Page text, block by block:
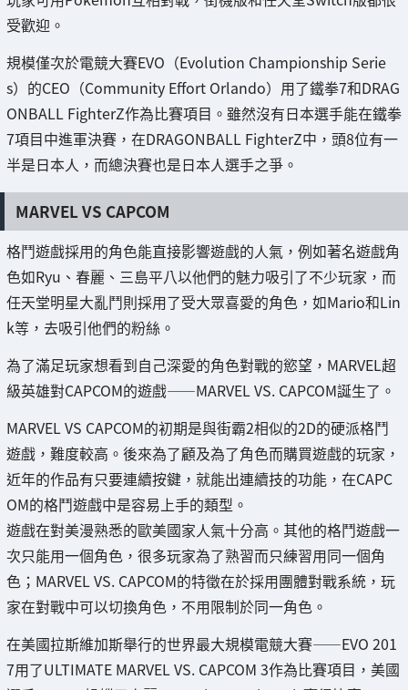
受歡迎。
規模僅次於電競大賽EVO（Evolution Championship Serie
s）的CEO（Community Effort Orlando）用了鐵拳7和DRAG
ONBALL FighterZ作為比賽項目。雖然沒有日本選手能在鐵拳
7項目中進軍決賽，在DRAGONBALL FighterZ中，頭8位有一
半是日本人，而總決賽也是日本人選手之爭。
MARVEL VS CAPCOM
格鬥遊戲採用的角色能直接影響遊戲的人氣，例如著名遊戲角
色如Ryu、春麗、三島平八以他們的魅力吸引了不少玩家，而
任天堂明星大亂鬥則採用了受大眾喜愛的角色，如Mario和Lin
k等，去吸引他們的粉絲。
為了滿足玩家想看到自己深愛的角色對戰的慾望，MARVEL超
級英雄對CAPCOM的遊戲——MARVEL VS. CAPCOM誕生了。
MARVEL VS CAPCOM的初期是與街霸2相似的2D的硬派格鬥
遊戲，難度較高。後來為了顧及為了角色而購買遊戲的玩家，
近年的作品有只要連續按鍵，就能出連續技的功能，在CAPC
OM的格鬥遊戲中是容易上手的類型。
遊戲在對美漫熟悉的歐美國家人氣十分高。其他的格鬥遊戲一
次只能用一個角色，很多玩家為了熟習而只練習用同一個角
色；MARVEL VS. CAPCOM的特徵在於採用團體對戰系統，玩
家在對戰中可以切換角色，不用限制於同一角色。
在美國拉斯維加斯舉行的世界最大規模電競大賽——EVO 201
7用了ULTIMATE MARVEL VS. CAPCOM 3作為比賽項目，美國